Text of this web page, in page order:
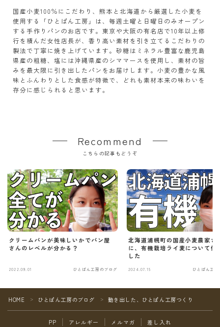
国産小麦100％にこだわり、熊本と北海道から厳選した小麦を
使用する「ひとぱん工房」は、毎週土曜と日曜日のみオープン
する手作りパンのお店です。東京や大阪の有名店で10年以上修
行を積んだ女性店長が、香り高い素材を引き立てるこだわりの
製法で丁寧に焼き上げています。砂糖はミネラル豊富な鹿児島
県産の粗糖、塩には沖縄県産のシママースを使用し、素材の旨
みを最大限に引き出したパンをお届けします。小麦の豊かな風
味とふんわりとした食感が特徴で、どれも素材本来の味わいを
存分に感じられると思います。
Recommend
こちらの記事もどうぞ
クリームパンが美味しいかでパン屋
さんのレベルが分かる？
2022.09.01 ひとぱん工房のブログ
北海道浦幌町の国産小麦農家さ
に、有機栽培ライ麦について伺
した
2024.07.15 ひとぱん工
HOME ＞ ひとぱん工房のブログ ＞ 動き出した、ひとぱん工房つくり
PP アレルギー メルマガ 差し入れ